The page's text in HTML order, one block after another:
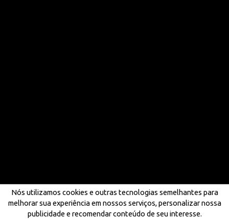
Nós utilizamos cookies e outras tecnologias semelhantes para
melhorar sua experiência em nossos serviços, personalizar nossa
publicidade e recomendar conteúdo de seu interesse.